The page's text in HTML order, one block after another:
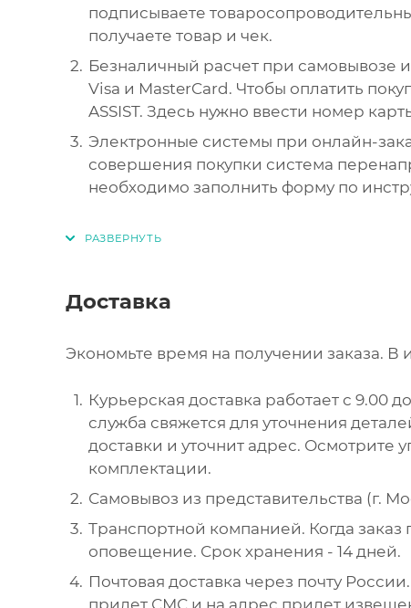
подписываете
получаете товар и чек.
Безналичный расчет при самовывозе
Visa и MasterCard. Чтобы оплатить
ASSIST. Здесь нужно ввести номер
Электронные системы при онлайн-
совершения покупки система
необходимо заполнить форму по
Доставка
Экономьте время на получении заказа. В
Курьерская доставка работает с 9.00
служба свяжется для уточнения
доставки и уточнит адрес. Осмотрите
комплектации.
Самовывоз из представительства (г.
Транспортной компанией. Когда заказ
оповещение. Срок хранения - 14 дней.
Почтовая доставка через почту
придет СМС и на адрес придет